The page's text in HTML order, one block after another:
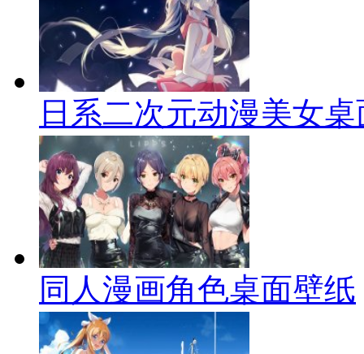
日系二次元动漫美女
同人漫画角色桌面壁纸